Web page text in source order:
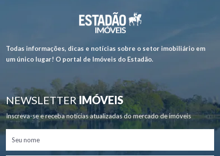
Todas informações, dicas e notícias sobre o setor imobiliário em
um único lugar! O portal de Imóveis do Estadão.
NEWSLETTERIMÓVEIS
Inscreva-se e receba notícias atualizadas do mercado de imóveis